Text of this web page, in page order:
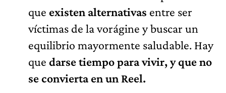
que existen alternativas entre ser
víctimas de la vorágine y buscar un
equilibrio mayormente saludable. Hay
que darse tiempo para vivir, y que no
se convierta en un Reel.